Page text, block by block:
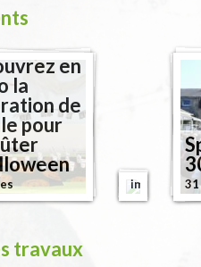
en
la
de
pour
images
31
travaux
Les
travaux
du
en
imagesl'église